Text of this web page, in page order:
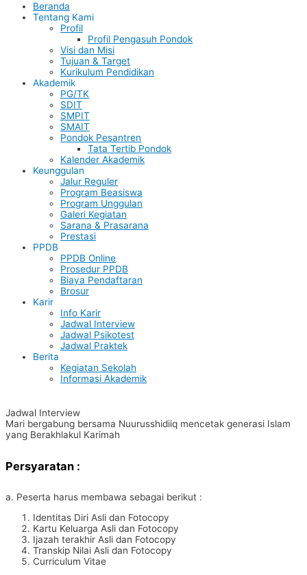
Beranda
Tentang Kami
Profil
Profil Pengasuh Pondok
Visi dan Misi
Tujuan & Target
Kurikulum Pendidikan
Akademik
PG/TK
SDIT
SMPIT
SMAIT
Pondok Pesantren
Tata Tertib Pondok
Kalender Akademik
Keunggulan
Jalur Reguler
Program Beasiswa
Program Unggulan
Galeri Kegiatan
Sarana & Prasarana
Prestasi
PPDB
PPDB Online
Prosedur PPDB
Biaya Pendaftaran
Brosur
Karir
Info Karir
Jadwal Interview
Jadwal Psikotest
Jadwal Praktek
Berita
Kegiatan Sekolah
Informasi Akademik
Jadwal Interview
Mari bergabung bersama Nuurusshidiiq mencetak generasi Islam
yang Berakhlakul Karimah
Persyaratan :
a. Peserta harus membawa sebagai berikut :
Identitas Diri Asli dan Fotocopy
Kartu Keluarga Asli dan Fotocopy
Ijazah terakhir Asli dan Fotocopy
Transkip Nilai Asli dan Fotocopy
Curriculum Vitae